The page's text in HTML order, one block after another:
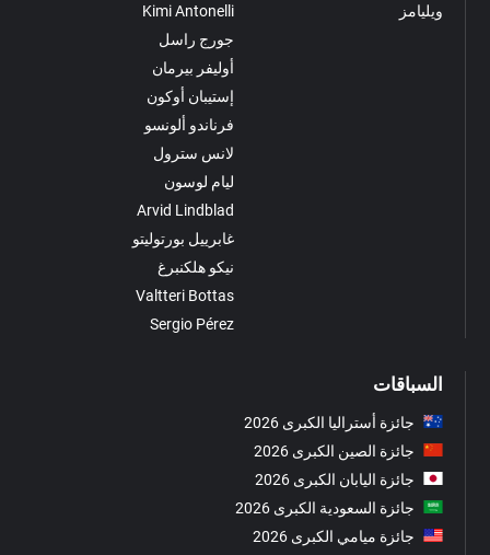
Kimi Antonelli
جورج راسل
أوليفر بيرمان
إستيبان أوكون
فرناندو ألونسو
لانس سترول
ليام لوسون
Arvid Lindblad
غابرييل بورتوليتو
نيكو هلكنبرغ
Valtteri Bottas
Sergio Pérez
ويليامز
السباقات
جائزة أستراليا الكبرى 2026
جائزة الصين الكبرى 2026
جائزة اليابان الكبرى 2026
جائزة السعودية الكبرى 2026
جائزة ميامي الكبرى 2026